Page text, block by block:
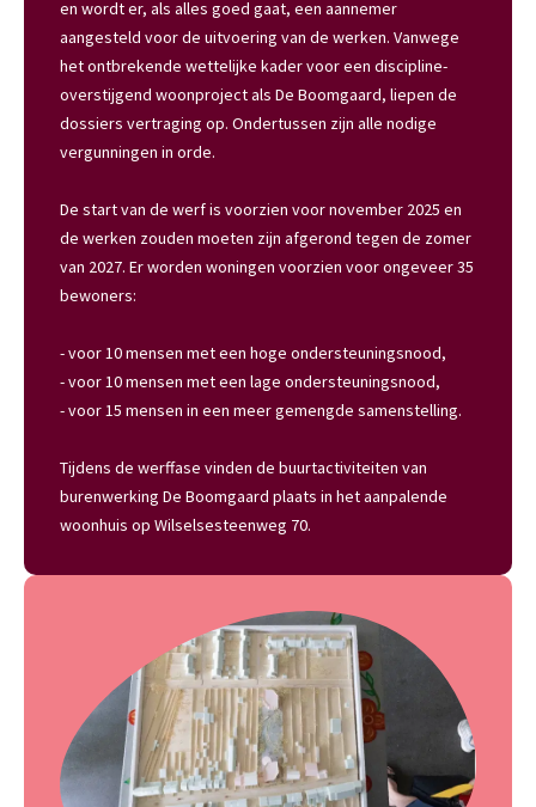
en wordt er, als alles goed gaat, een aannemer
aangesteld voor de uitvoering van de werken. Vanwege
het ontbrekende wettelijke kader voor een discipline-
overstijgend woonproject als De Boomgaard, liepen de
dossiers vertraging op. Ondertussen zijn alle nodige
vergunningen in orde.
De start van de werf is voorzien voor november 2025 en
de werken zouden moeten zijn afgerond tegen de zomer
van 2027. Er worden woningen voorzien voor ongeveer 35
bewoners:
- voor 10 mensen met een hoge ondersteuningsnood,
- voor 10 mensen met een lage ondersteuningsnood,
- voor 15 mensen in een meer gemengde samenstelling.
Tijdens de werffase vinden de buurtactiviteiten van
burenwerking De Boomgaard plaats in het aanpalende
woonhuis op Wilselsesteenweg 70.